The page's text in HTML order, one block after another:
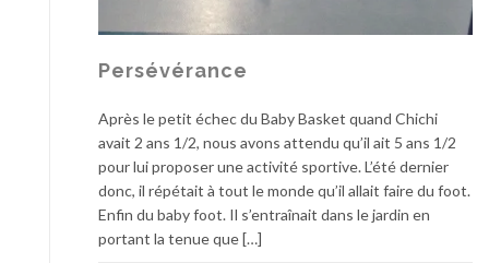
Persévérance
Après le petit échec du Baby Basket quand Chichi
avait 2 ans 1/2, nous avons attendu qu’il ait 5 ans 1/2
pour lui proposer une activité sportive. L’été dernier
donc, il répétait à tout le monde qu’il allait faire du foot.
Enfin du baby foot. Il s’entraînait dans le jardin en
portant la tenue que […]